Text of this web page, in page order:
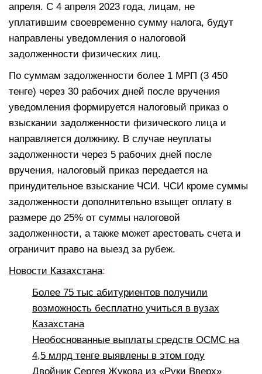
апреля. С 4 апреля 2023 года, лицам, не
уплатившим своевременно сумму налога, будут
направлены уведомления о налоговой
задолженности физических лиц.
По суммам задолженности более 1 МРП (3 450
тенге) через 30 рабочих дней после вручения
уведомления формируется налоговый приказ о
взыскании задолженности физического лица и
направляется должнику. В случае неуплаты
задолженности через 5 рабочих дней после
вручения, налоговый приказ передается на
принудительное взыскание ЧСИ. ЧСИ кроме суммы
задолженности дополнительно взыщет оплату в
размере до 25% от суммы налоговой
задолженности, а также может арестовать счета и
ограничит право на выезд за рубеж.
Новости Казахстана:
Более 75 тыс абитуриентов получили
возможность бесплатно учиться в вузах
Казахстана
Необоснованные выплаты средств ОСМС на
4,5 млрд тенге выявлены в этом году
Двойник Сергея Жукова из «Руки Вверх»